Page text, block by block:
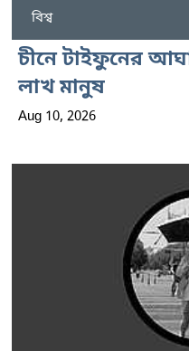
বিশ্ব
চীনে টাইফুনের
লাখ মানুষ
Aug 10, 2026